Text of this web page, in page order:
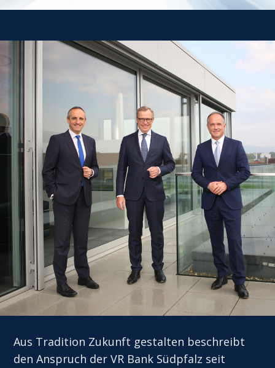
Aus Tradition Zukunft gestalten beschreibt
den Anspruch der VR Bank Südpfalz seit